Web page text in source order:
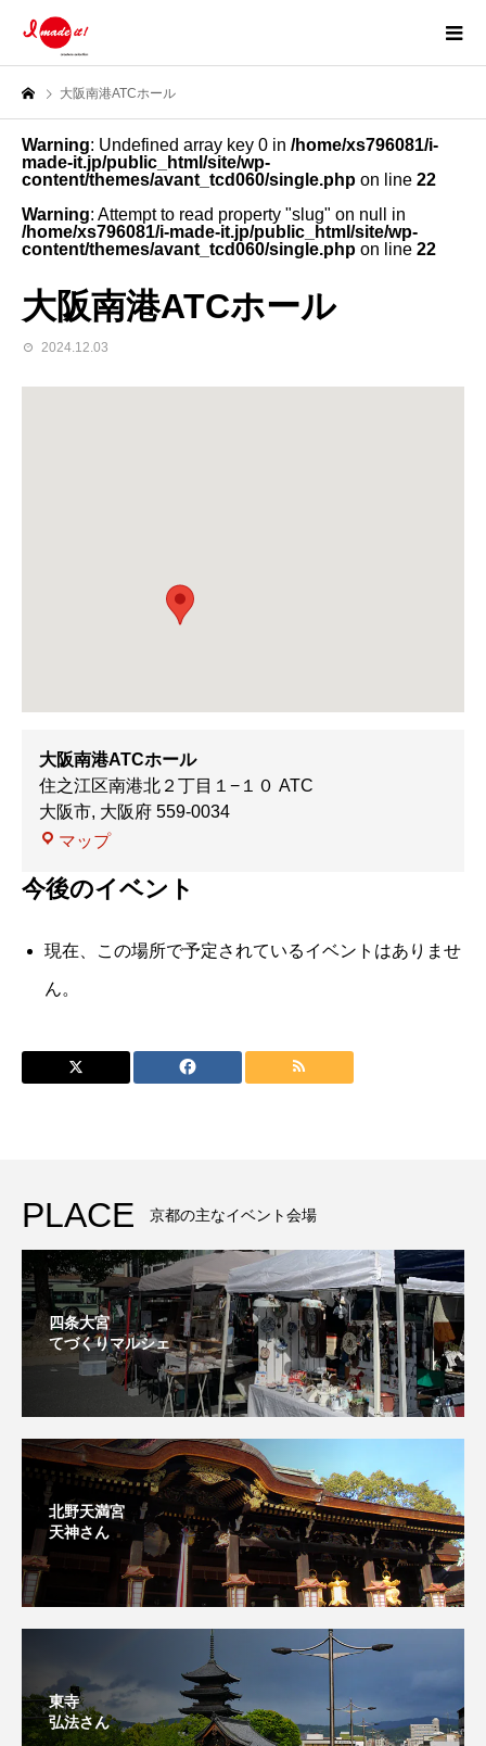
大阪南港ATCホール
Warning: Undefined array key 0 in /home/xs796081/i-
made-it.jp/public_html/site/wp-
content/themes/avant_tcd060/single.php on line 22
Warning: Attempt to read property "slug" on null in
/home/xs796081/i-made-it.jp/public_html/site/wp-
content/themes/avant_tcd060/single.php on line 22
大阪南港ATCホール
2024.12.03
大阪南港ATCホール
住之江区南港北２丁目１−１０ ATC
大阪市, 大阪府 559-0034
マップ大
南
ATC
今後のイベント
現在、この場所で予定されているイベントはありませ
ん。
PLACE 京都の主なイベント会場
四条大宮
てづくりマルシェ
北野天満宮
天神さん
東寺
弘法さん